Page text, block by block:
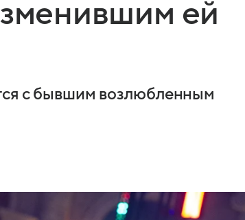
ей
с бывшим возлюбленным